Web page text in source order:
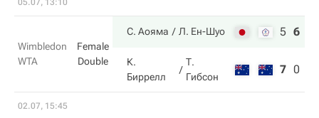
05.07, 13:10
Wimbledon
WTA
Female
Double
С. Аояма Л. Ен-Шуо 5 6
К.
Биррелл
Т.
Гибсон
7 0
02.07, 15:45